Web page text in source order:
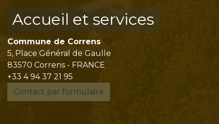
Accueil et services
Commune de Correns
5, Place Général de Gaulle
83570 Correns - FRANCE
+33 4 94 37 21 95
Contact par formulaire